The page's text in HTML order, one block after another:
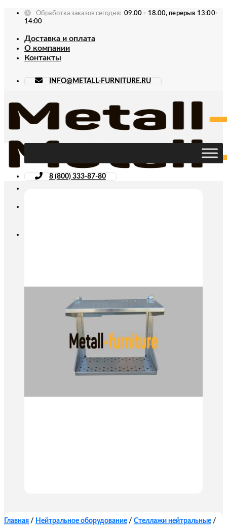
Skip
Обработка заказов сегодня: 09.00 - 18.00, перерыв 13:00-
14:00
Доставка и оплата
О компании
Контакты
INFO@METALL-FURNITURE.RU
8 (800) 333-87-80
Главная / Нейтральное оборудование / Стеллажи нейтральные /